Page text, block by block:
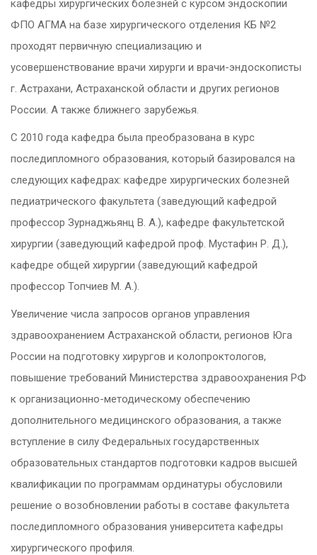
кафедры хирургических болезней с курсом эндоскопии
ФПО АГМА на базе хирургического отделения КБ №2
проходят первичную специализацию и
усовершенствование врачи хирурги и врачи-эндоскописты
г. Астрахани, Астраханской области и других регионов
России. А также ближнего зарубежья.
С 2010 года кафедра была преобразована в курс
последипломного образования, который базировался на
следующих кафедрах: кафедре хирургических болезней
педиатрического факультета (заведующий кафедрой
профессор Зурнаджьянц В. А.), кафедре факультетской
хирургии (заведующий кафедрой проф. Мустафин Р. Д.),
кафедре общей хирургии (заведующий кафедрой
профессор Топчиев М. А.).
Увеличение числа запросов органов управления
здравоохранением Астраханской области, регионов Юга
России на подготовку хирургов и колопроктологов,
повышение требований Министерства здравоохранения РФ
к организационно-методическому обеспечению
дополнительного медицинского образования, а также
вступление в силу Федеральных государственных
образовательных стандартов подготовки кадров высшей
квалификации по программам ординатуры обусловили
решение о возобновлении работы в составе факультета
последипломного образования университета кафедры
хирургического профиля.